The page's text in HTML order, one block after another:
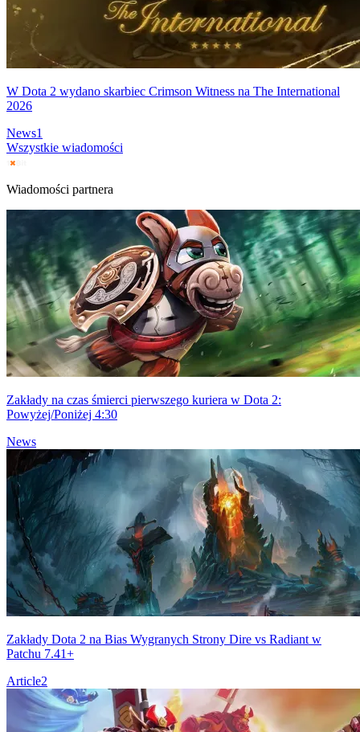
W Dota 2 wydano skarbiec Crimson Witness na The International
2026
News1
Wszystkie wiadomości
Wiadomości partnera
Zakłady na czas śmierci pierwszego kuriera w Dota 2:
Powyżej/Poniżej 4:30
News
Zakłady Dota 2 na Bias Wygranych Strony Dire vs Radiant w
Patchu 7.41+
Article2